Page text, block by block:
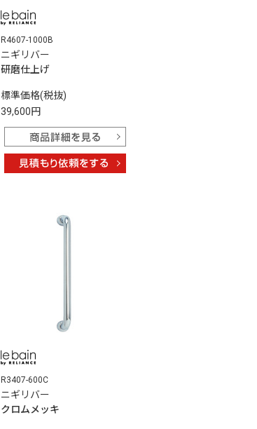
R4607-1000B
ニギリバー
研磨仕上げ
標準価格(税抜)
39,600円
R3407-600C
ニギリバー
クロムメッキ